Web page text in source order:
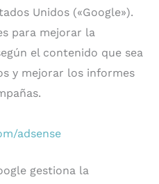
Unidos («Google»).
para mejorar la
el contenido que sea
y mejorar los informes
adsense
gestiona la